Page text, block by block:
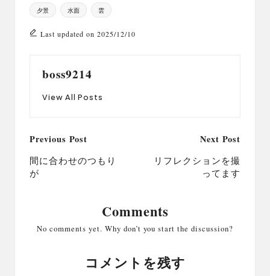
夕景 水面 雲
Last updated on 2025/12/10
boss9214
View All Posts
Post
navigation
Previous Post
間に合わせのつもり
が
Next Post
リフレクションを撮
ってます
Comments
No comments yet. Why don’t you start the discussion?
コメントを残す